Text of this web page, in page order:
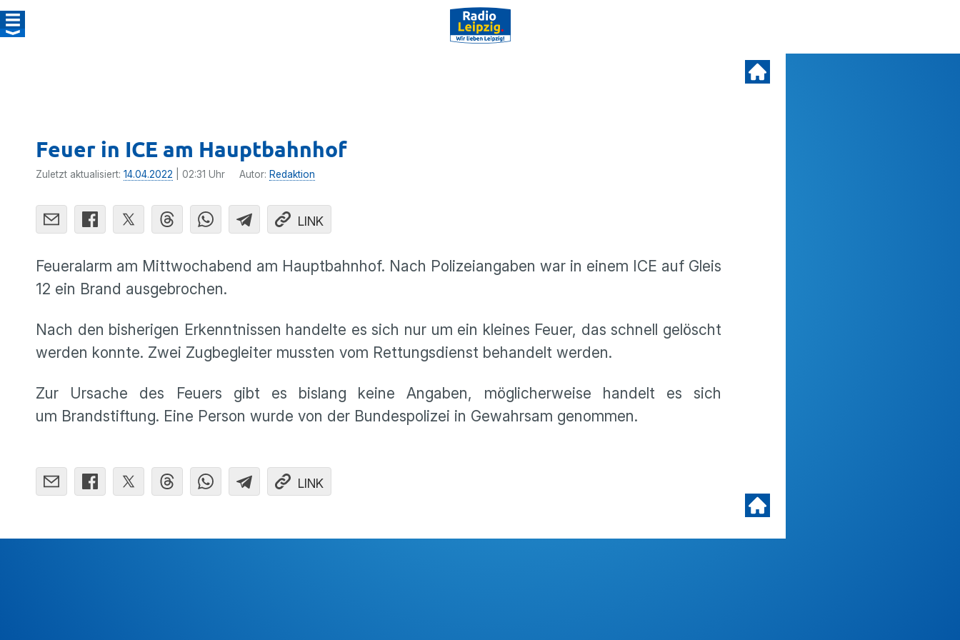
Feuer in ICE am Hauptbahnhof
Zuletzt aktualisiert: 14.04.2022 | 02:31 Uhr Autor: Redaktion
LINK
Feueralarm am Mittwochabend am Hauptbahnhof. Nach Polizeiangaben war in einem ICE auf Gleis
12 ein Brand ausgebrochen.
Nach den bisherigen Erkenntnissen handelte es sich nur um ein kleines Feuer, das schnell gelöscht
werden konnte. Zwei Zugbegleiter mussten vom Rettungsdienst behandelt werden.
Zur Ursache des Feuers gibt es bislang keine Angaben, möglicherweise handelt es sich
um Brandstiftung. Eine Person wurde von der Bundespolizei in Gewahrsam genommen.
LINK